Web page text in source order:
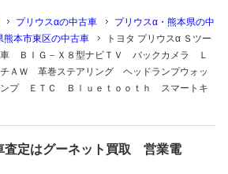
プリウスαの中古車
プリウスα・熊本県の中
熊本市東区の中古車
トヨタ プリウスα Ｓツー
ＢＩＧ－Ｘ８型ナビＴＶ バックカメラ Ｌ
ＡＷ 革巻ステアリング ヘッドランプウォッ
プ ＥＴＣ Ｂｌｕｅｔｏｏｔｈ スマートキ
査定はグーネット買取 営業電